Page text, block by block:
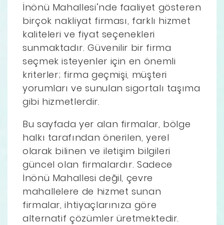
İnönü Mahallesi’nde faaliyet gösteren
birçok nakliyat firması, farklı hizmet
kaliteleri ve fiyat seçenekleri
sunmaktadır. Güvenilir bir firma
seçmek isteyenler için en önemli
kriterler; firma geçmişi, müşteri
yorumları ve sunulan sigortalı taşıma
gibi hizmetlerdir.
Bu sayfada yer alan firmalar, bölge
halkı tarafından önerilen, yerel
olarak bilinen ve iletişim bilgileri
güncel olan firmalardır. Sadece
İnönü Mahallesi değil, çevre
mahallelere de hizmet sunan
firmalar, ihtiyaçlarınıza göre
alternatif çözümler üretmektedir.